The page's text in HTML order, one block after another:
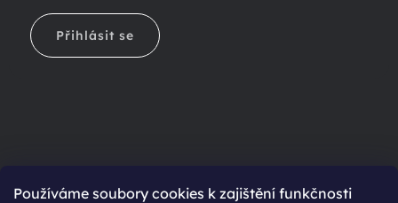
Používáme soubory cookies k zajištění funkčnosti
Přihlásit se
Ještě nemáte účet?